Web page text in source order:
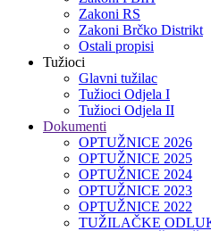
Zakoni RS
Zakoni Brčko Distrikt
Ostali propisi
Tužioci
Glavni tužilac
Tužioci Odjela I
Tužioci Odjela II
Dokumenti
OPTUŽNICE 2026
OPTUŽNICE 2025
OPTUŽNICE 2024
OPTUŽNICE 2023
OPTUŽNICE 2022
TUŽILAČKE